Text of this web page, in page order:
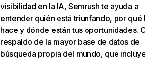
visibilidad en la IA, Semrush te ayuda a
entender quién está triunfando, por qué
hace y dónde están tus oportunidades.
respaldo de la mayor base de datos de
búsqueda propia del mundo, que